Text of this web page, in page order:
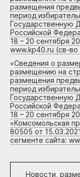
размещения
период
Государственную
Российской
18 – 20 сентября
www.kp40.ru (св-
«Сведения о
размещению на
размещения
период
Государственную
Российской
18 – 20 сентября
«Комсомольская
80505 от
сегменте сайта:
Новости,